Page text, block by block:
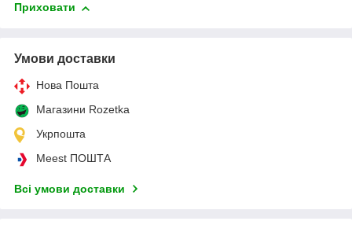
Приховати
Умови доставки
Нова Пошта
Магазини Rozetka
Укрпошта
Meest ПОШТА
Всі умови доставки